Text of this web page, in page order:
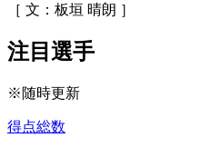
［ 文：板垣 晴朗 ］
注目選手
※随時更新
得点総数